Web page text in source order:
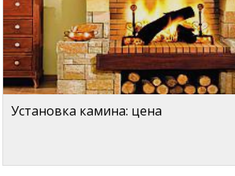
Установка камина: цена